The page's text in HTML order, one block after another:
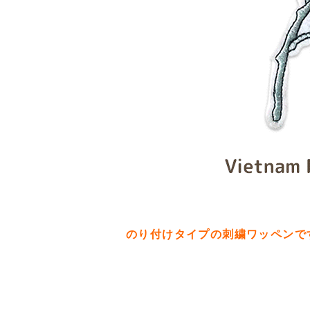
のり付けタイプの刺繍ワッペンで